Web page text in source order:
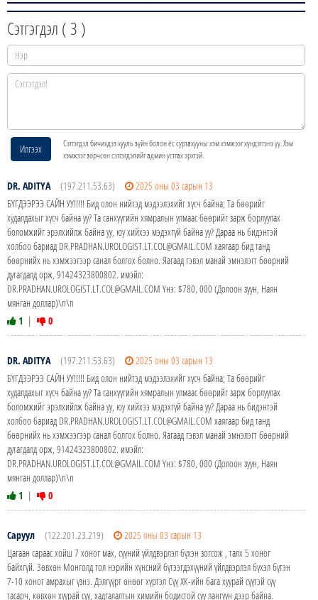
Сэтгэгдэл ( 3 )
Илгээх
Сэтгэгдэл бичихдээ хууль зүйн болон ёс суртахууны хэм хэмжээг хүндэтгэнэ үү. Хэм
хэмжээг зөрчсөн сэтгэгдэлийг админ устгах эрхтэй.
DR. ADITYA (197.211.53.63)
2025 оны 03 сарын 13
БҮГДЭЭРЭЭ САЙН УУ!!!!! Бид олон нийтэд мэдээлэхийг хүсч байна; Та бөөрийг
худалдахыг хүсч байна уу? Та санхүүгийн хямралын улмаас бөөрийг зарж борлуулах
боломжийг эрэлхийлж байна уу, юу хийхээ мэдэхгүй байна уу? Дараа нь бидэнтэй
холбоо бариад DR.PRADHAN.UROLOGIST.LT.COL@GMAIL.COM хаягаар бид танд
бөөрнийх нь хэмжээгээр санал болгох болно. Яагаад гэвэл манай эмнэлэгт бөөрний
дутагдалд орж, 91424323800802. имэйл:
DR.PRADHAN.UROLOGIST.LT.COL@GMAIL.COM Yнэ: $780, 000 (Долоон зуун, Наян
мянган доллар)\n\n
1 | 0
DR. ADITYA (197.211.53.63)
2025 оны 03 сарын 13
БҮГДЭЭРЭЭ САЙН УУ!!!!! Бид олон нийтэд мэдээлэхийг хүсч байна; Та бөөрийг
худалдахыг хүсч байна уу? Та санхүүгийн хямралын улмаас бөөрийг зарж борлуулах
боломжийг эрэлхийлж байна уу, юу хийхээ мэдэхгүй байна уу? Дараа нь бидэнтэй
холбоо бариад DR.PRADHAN.UROLOGIST.LT.COL@GMAIL.COM хаягаар бид танд
бөөрнийх нь хэмжээгээр санал болгох болно. Яагаад гэвэл манай эмнэлэгт бөөрний
дутагдалд орж, 91424323800802. имэйл:
DR.PRADHAN.UROLOGIST.LT.COL@GMAIL.COM Yнэ: $780, 000 (Долоон зуун, Наян
мянган доллар)\n\n
1 | 0
Саруул (122.201.23.219)
2025 оны 03 сарын 13
Цагаан сараас хойш 7 хоног мах, сүүний үйлдвэрлэл бүхэн зогсож , талх 5 хоног
байхгүй. Зөвхөн Монголд гол нэрийн хүнсний бүтээгдэхүүний үйлдвэрлэл бүхэл бүтэн
7-10 хоног амрахыг үзнэ. Дэлгүүрт өнөөг хүртэл Сүү ХК-ийн бага хуурай сүүтэй сүү
тасарч, көвхөн хуурай сүү, хадгалалтын химийн бодистой сүү лангуун дээр байна.